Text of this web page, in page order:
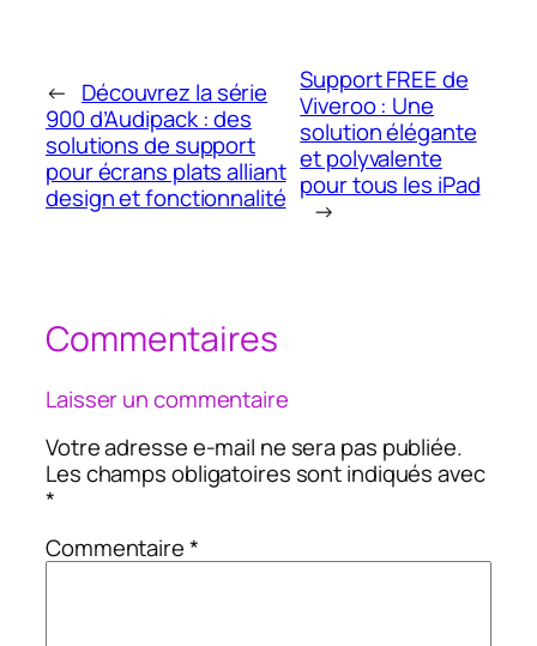
← Découvrez la série
900 d’Audipack : des
solutions de support
pour écrans plats alliant
design et fonctionnalité
Support FREE de
Viveroo : Une
solution élégante
et polyvalente
pour tous les iPad
→
Commentaires
Laisser un commentaire
Votre adresse e-mail ne sera pas publiée.
Les champs obligatoires sont indiqués avec
*
Commentaire*